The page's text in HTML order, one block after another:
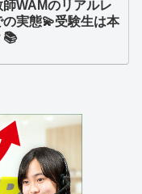
WAMのリアルレ
の実態💫受験生は本
📚